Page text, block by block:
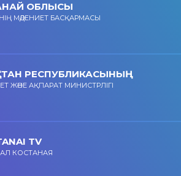
ОБЛЫСЫ
МӘДЕНИЕТ БАСҚАРМАСЫ
РЕСПУБЛИКАСЫНЫҢ
ЖӘНЕ АҚПАРАТ МИНИСТРЛІГІ
TV
КОСТАНАЯ